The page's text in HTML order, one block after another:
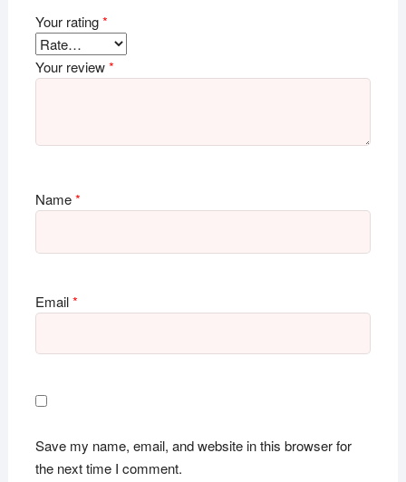
Your rating*
Your review*
Name*
Email*
Save my name, email, and website in this browser for
the next time I comment.